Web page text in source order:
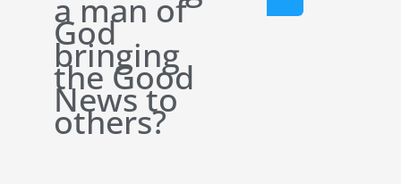
a man of
God
bringing
the Good
News to
others?